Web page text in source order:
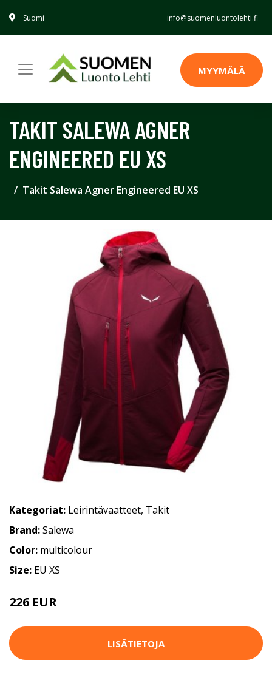
Suomi info@suomenluontolehti.fi
MYYMÄLÄ
TAKIT SALEWA AGNER
ENGINEERED EU XS
Takit Salewa Agner Engineered EU XS
Kategoriat: Leirintävaatteet, Takit
Brand:Salewa
Color: multicolour
Size: EU XS
226 EUR
LISÄTIETOJA